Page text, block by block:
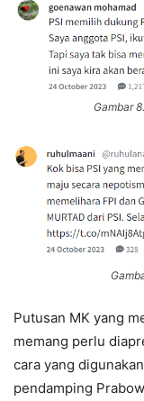
Gambar
Putusan MK yang
memang perlu
cara yang
pendamping